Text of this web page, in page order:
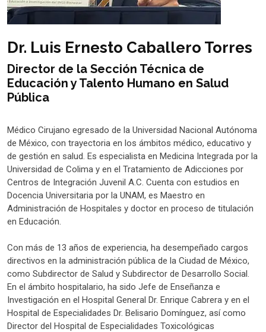
Dr. Luis Ernesto Caballero Torres
Director de la Sección Técnica de
Educación y Talento Humano en Salud
Pública
Médico Cirujano egresado de la Universidad Nacional Autónoma
de México, con trayectoria en los ámbitos médico, educativo y
de gestión en salud. Es especialista en Medicina Integrada por la
Universidad de Colima y en el Tratamiento de Adicciones por
Centros de Integración Juvenil A.C. Cuenta con estudios en
Docencia Universitaria por la UNAM, es Maestro en
Administración de Hospitales y doctor en proceso de titulación
en Educación.
Con más de 13 años de experiencia, ha desempeñado cargos
directivos en la administración pública de la Ciudad de México,
como Subdirector de Salud y Subdirector de Desarrollo Social.
En el ámbito hospitalario, ha sido Jefe de Enseñanza e
Investigación en el Hospital General Dr. Enrique Cabrera y en el
Hospital de Especialidades Dr. Belisario Domínguez, así como
Director del Hospital de Especialidades Toxicológicas